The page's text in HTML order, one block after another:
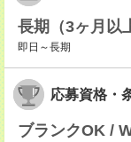
長期（3ヶ月以
即日～長期
応募資格・
ブランクOK /